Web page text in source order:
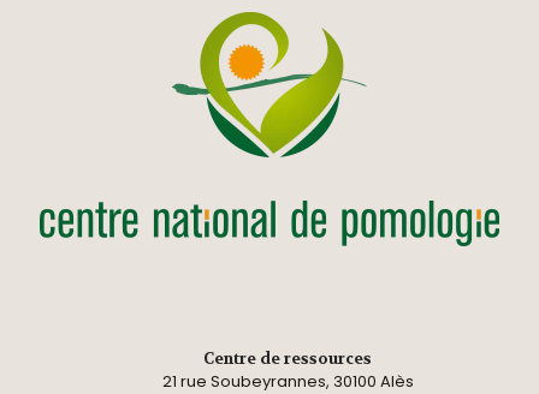
Centre de ressources
21 rue Soubeyrannes, 30100 Alès